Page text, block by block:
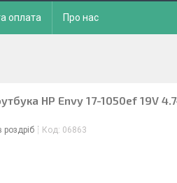
оплата Про нас
HP Envy 17-1050ef 19V
роздріб Код: 06863